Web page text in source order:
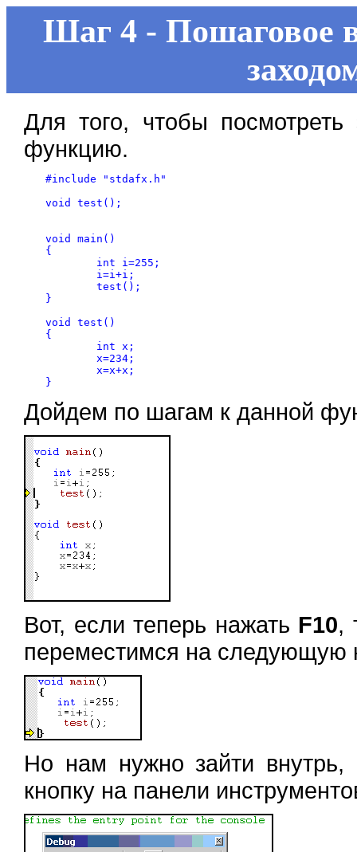
Шаг 4 - Пошаговое
Для того, чтобы посмотреть
функцию.
#include "stdafx.h"
void test();
void main()
{
}
void test()
{
Дойдем по шагам к данной
Вот, если теперь нажать F10,
переместимся на следующую
Но нам нужно зайти
кнопку на панели